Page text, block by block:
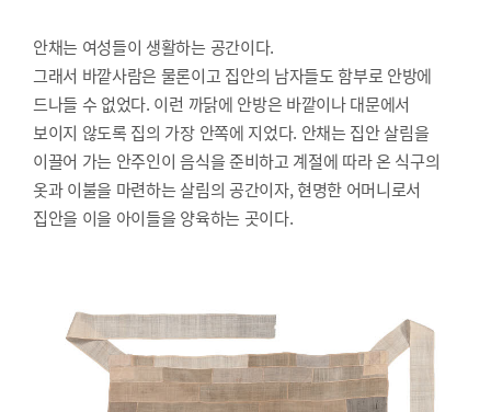
안채는 여성들이 생활하는 공간이다.
그래서 바깥사람은 물론이고 집안의 남자들도 함부로 안방에
드나들 수 없었다. 이런 까닭에 안방은 바깥이나 대문에서
보이지 않도록 집의 가장 안쪽에 지었다. 안채는 집안 살림을
이끌어 가는 안주인이 음식을 준비하고 계절에 따라 온 식구의
옷과 이불을 마련하는 살림의 공간이자, 현명한 어머니로서
집안을 이을 아이들을 양육하는 곳이다.